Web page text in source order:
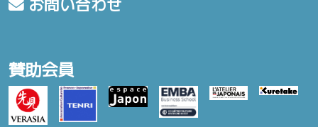
お問い合わせ
賛助会員